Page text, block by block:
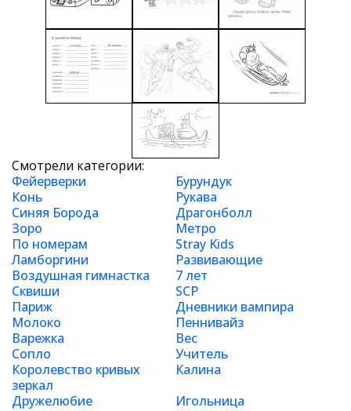
Смотрели категории:
Фейерверки
Бурундук
Конь
Рукава
Синяя Борода
Драгонболл
Зоро
Метро
По номерам
Stray Kids
Ламборгини
Развивающие
Воздушная гимнастка
7 лет
Сквиши
SCP
Париж
Дневники вампира
Молоко
Пеннивайз
Варежка
Вес
Сопло
Учитель
Королевство кривых
зеркал
Калина
Дружелюбие
Игольница